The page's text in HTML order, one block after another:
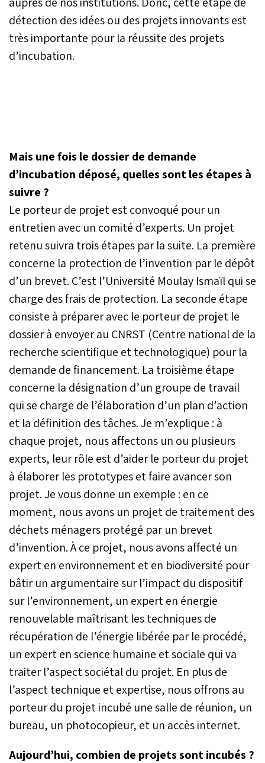
détection des idées ou des projets innovants est
très importante pour la réussite des projets
d’incubation.
Mais une fois le dossier de demande
d’incubation déposé, quelles sont les étapes à
suivre ?
Le porteur de projet est convoqué pour un
entretien avec un comité d’experts. Un projet
retenu suivra trois étapes par la suite. La première
concerne la protection de l’invention par le dépôt
d’un brevet. C’est l’Université Moulay Ismaïl qui se
charge des frais de protection. La seconde étape
consiste à préparer avec le porteur de projet le
dossier à envoyer au CNRST (Centre national de la
recherche scientifique et technologique) pour la
demande de financement. La troisième étape
concerne la désignation d’un groupe de travail
qui se charge de l’élaboration d’un plan d’action
et la définition des tâches. Je m’explique : à
chaque projet, nous affectons un ou plusieurs
experts, leur rôle est d’aider le porteur du projet
à élaborer les prototypes et faire avancer son
projet. Je vous donne un exemple : en ce
moment, nous avons un projet de traitement des
déchets ménagers protégé par un brevet
d’invention. À ce projet, nous avons affecté un
expert en environnement et en biodiversité pour
bâtir un argumentaire sur l’impact du dispositif
sur l’environnement, un expert en énergie
renouvelable maîtrisant les techniques de
récupération de l’énergie libérée par le procédé,
un expert en science humaine et sociale qui va
traiter l’aspect sociétal du projet. En plus de
l’aspect technique et expertise, nous offrons au
porteur du projet incubé une salle de réunion, un
bureau, un photocopieur, et un accès internet.
Aujourd’hui, combien de projets sont incubés ?